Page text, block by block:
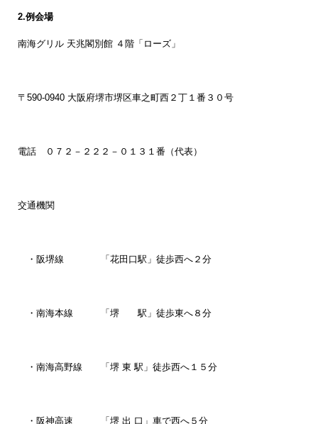
2.例会場
南海グリル 天兆閣別館 ４階「ローズ」
〒590-0940 大阪府堺市堺区車之町西２丁１番３０号
電話 ０７２－２２２－０１３１番（代表）
交通機関
・阪堺線 「花田口駅」徒歩西へ２分
・南海本線 「堺 駅」徒歩東へ８分
・南海高野線 「堺 東 駅」徒歩西へ１５分
・阪神高速 「堺 出 口」車で西へ５分